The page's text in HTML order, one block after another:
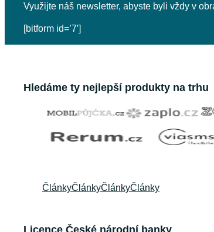
Využijte náš newsletter, abyste byli vždy v
[bitform id=’7′]
Hledáme ty nejlepší produkty na trhu
ČlánkyČlánkyČlánkyČlánky
Licence České národní banky